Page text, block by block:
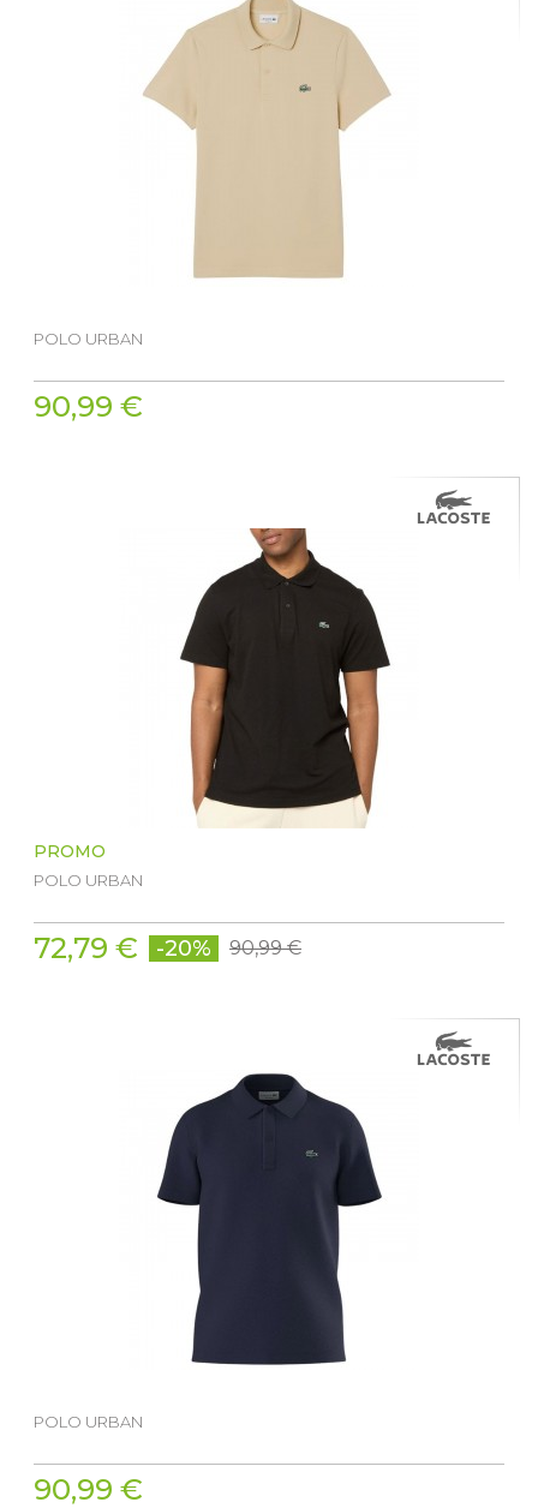
POLO URBAN
90,99 €
PROMO
POLO URBAN
72,79 € -20% 90,99 €
POLO URBAN
90,99 €